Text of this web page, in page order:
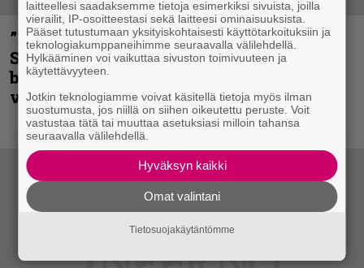
”He ovat tuoneet soittoon jotain uutta” –
Sepulturan Andreas Kisser nimeää
bändin, jonka riffit ovat tehneet
vaikutuksen
laitteellesi saadaksemme tietoja esimerkiksi sivuista, joilla
vierailit, IP-osoitteestasi sekä laitteesi ominaisuuksista.
Pääset tutustumaan yksityiskohtaisesti käyttötarkoituksiin ja
teknologiakumppaneihimme seuraavalla välilehdellä.
Hylkääminen voi vaikuttaa sivuston toimivuuteen ja
käytettävyyteen.
Jotkin teknologiamme voivat käsitellä tietoja myös ilman
suostumusta, jos niillä on siihen oikeutettu peruste. Voit
vastustaa tätä tai muuttaa asetuksiasi milloin tahansa
seuraavalla välilehdellä.
Hyväksyn kaikki
Omat valintani
Tietosuojakäytäntömme